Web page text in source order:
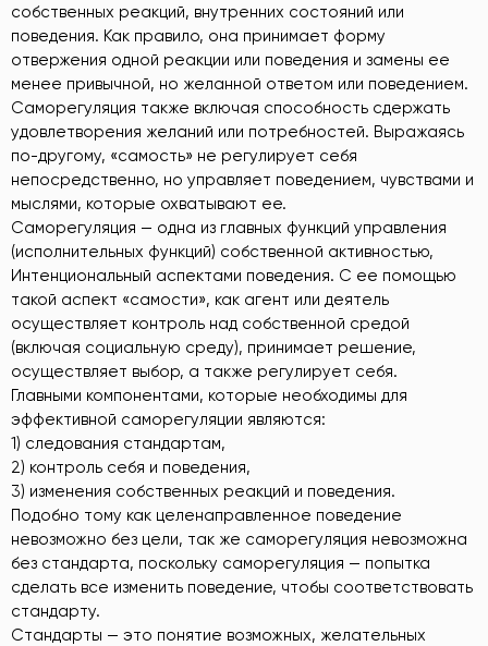
собственных реакций, внутренних состояний или
поведения. Как правило, она принимает форму
отвержения одной реакции или поведения и замены ее
менее привычной, но желанной ответом или поведением.
Саморегуляция также включая способность сдержать
удовлетворения желаний или потребностей. Выражаясь
по-другому, «самость» не регулирует себя
непосредственно, но управляет поведением, чувствами и
мыслями, которые охватывают ее.
Саморегуляция — одна из главных функций управления
(исполнительных функций) собственной активностью,
Интенциональный аспектами поведения. С ее помощью
такой аспект «самости», как агент или деятель
осуществляет контроль над собственной средой
(включая социальную среду), принимает решение,
осуществляет выбор, а также регулирует себя.
Главными компонентами, которые необходимы для
эффективной саморегуляции являются:
1) следования стандартам,
2) контроль себя и поведения,
3) изменения собственных реакций и поведения.
Подобно тому как целенаправленное поведение
невозможно без цели, так же саморегуляция невозможна
без стандарта, поскольку саморегуляция — попытка
сделать все изменить поведение, чтобы соответствовать
стандарту.
Стандарты — это понятие возможных, желательных